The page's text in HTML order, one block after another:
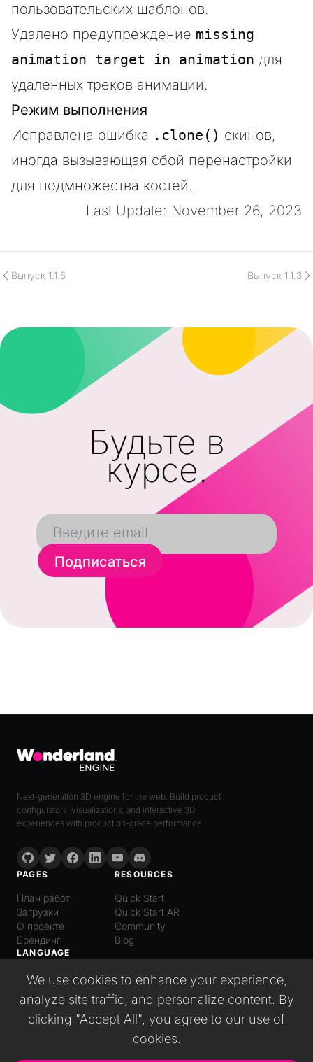
We use cookies to enhance your experience,
analyze site traffic, and personalize content. By
clicking "Accept All", you agree to our use of
cookies.
пользовательских шаблонов.
Удалено предупреждение missing
animation target in animation для
удаленных треков анимации.
Режим выполнения
Исправлена ошибка .clone() скинов,
иногда вызывающая сбой перенастройки
для подмножества костей.
Last Update: November 26, 2023
Выпуск 1.1.5 Выпуск 1.1.3
Будьте в
курсе.
Подписаться
Next-generation 3D engine for the web. Build product
configurators, visualizations, and interactive 3D
experiences with production-grade performance.
PAGES
План работ
Загрузки
О проекте
Брендинг
RESOURCES
Quick Start
Quick Start AR
Community
Blog
LANGUAGE
Русский
Español
Italiano